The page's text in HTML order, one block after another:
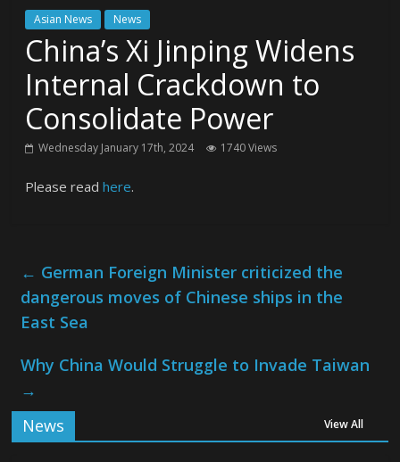
Asian News News
China’s Xi Jinping Widens
Internal Crackdown to
Consolidate Power
Wednesday January 17th, 2024 1740 Views
Please readhere.
← German Foreign Minister criticized the
dangerous moves of Chinese ships in the
East Sea
Why China Would Struggle to Invade Taiwan
→
News
View All